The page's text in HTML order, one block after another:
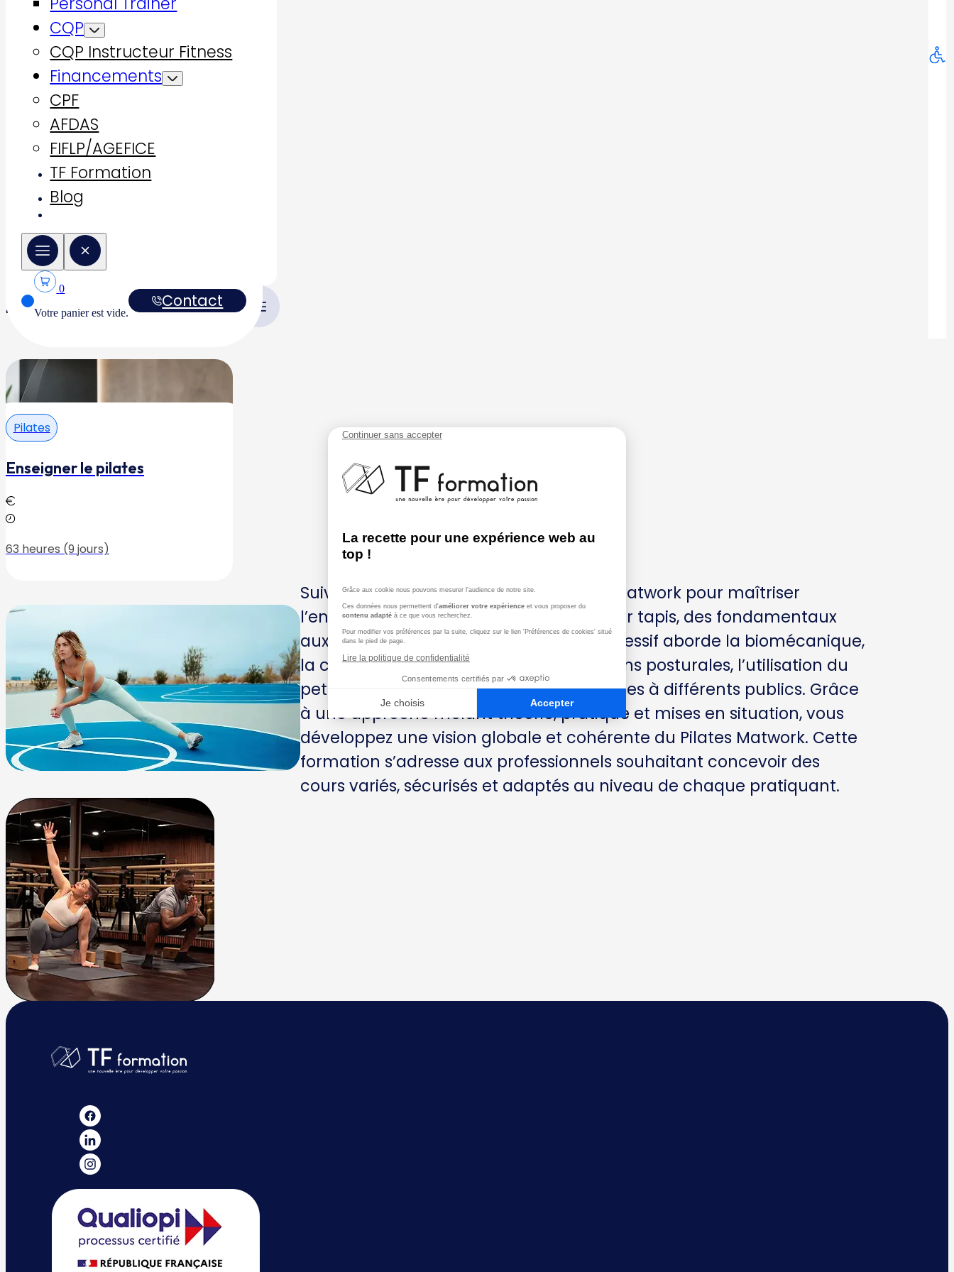
CQP
CQP Instructeur Fitness
Financements
CPF
AFDAS
FIFLP/AGEFICE
TF Formation
Blog
0
Votre panier est vide.
Contact
Financement
Retour à Formation
complète
1 résultat
Pilates
Enseigner le pilates
63 heures (9 jours)
Suivez une formation complète Pilates Matwork pour maîtriser
l’enseignement de la méthode Pilates sur tapis, des fondamentaux
aux niveaux avancés. Ce parcours progressif aborde la biomécanique,
la construction de séances, les corrections posturales, l’utilisation du
petit matériel et l’adaptation des exercices à différents publics. Grâce
à une approche mêlant théorie, pratique et mises en situation, vous
développez une vision globale et cohérente du Pilates Matwork. Cette
formation s’adresse aux professionnels souhaitant concevoir des
cours variés, sécurisés et adaptés au niveau de chaque pratiquant.